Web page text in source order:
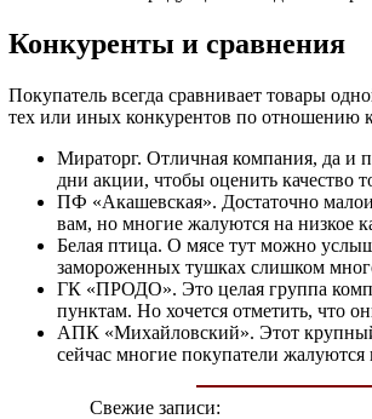
Конкуренты и сравнения
Покупатель всегда сравнивает товары
тех или иных конкурентов по отношению
Мираторг. Отличная компания, да и
дни акции, чтобы оценить качество
ПФ «Акашевская». Достаточно
вам, но многие жалуются на низкое
Белая птица. О мясе тут можно
замороженных тушках слишком
ГК «ПРОДО». Это целая группа
пунктам. Но хочется отметить, что
АПК «Михайловский». Этот крупный
сейчас многие покупатели жалуются
Свежие записи: